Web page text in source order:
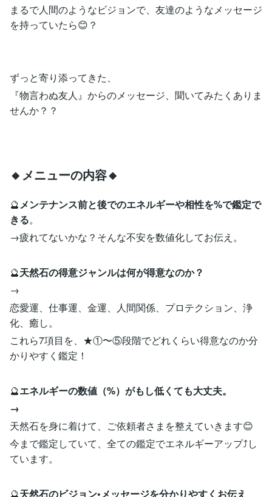
まるで人間のようなビジョンで、友達のようなメッセージ
を持っていたら😊？
ずっと寄り添ってきた、
『物言わぬ友人』からのメッセージ、聞いてみたくありま
せんか？？
🔸メニューの内容🔸
🔮メンテナンス前と後でのエネルギーや相性を%で鑑定で
きる。
→疲れてないかな？そんな不安を数値化してお伝え。
🔮天然石の得意ジャンルは何が得意なのか？
→
恋愛運、仕事運、金運、人間関係、プロテクション、浄
化、癒し。
これら7項目を、★①〜⑤段階でどれくらい得意なのか分
かりやすく鑑定！
🔮エネルギーの数値（%）がもし低くても大丈夫。
→
天然石を身に着けて、ご依頼者さまを整えていきます😊
今まで鑑定していて、全ての鑑定でエネルギーアップ⤴️し
ています。
🔮天然石のビジョン•メッセージを分かりやすくお伝え